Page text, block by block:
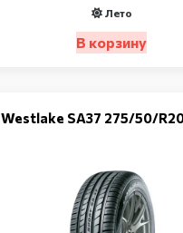
Лето
В корзину
Westlake SA37 275/50/